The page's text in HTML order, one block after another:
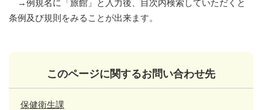
→例規名に「旅館」と入力後、目次内検索していただくと
条例及び規則をみることが出来ます。
このページに関するお問い合わせ先
保健衛生課